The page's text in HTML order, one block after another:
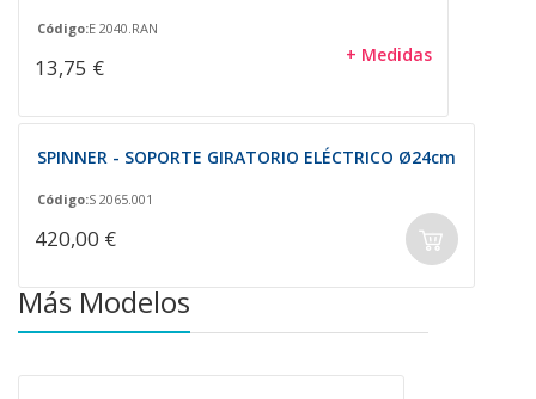
Código:E 2040.RAN
13,75 € + Medidas
SPINNER - SOPORTE GIRATORIO ELÉCTRICO Ø24cm
Código:S 2065.001
420,00 €
Más Modelos